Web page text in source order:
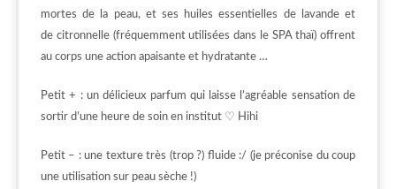
mortes de la peau, et ses huiles essentielles de lavande et
de citronnelle (fréquemment utilisées dans le SPA thaï) offrent
au corps une action apaisante et hydratante …
Petit + : un délicieux parfum qui laisse l’agréable sensation de
sortir d’une heure de soin en institut ♡ Hihi
Petit – : une texture très (trop ?) fluide :/ (je préconise du coup
une utilisation sur peau sèche !)